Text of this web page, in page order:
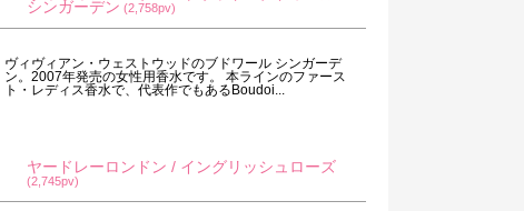
シンガーデン (2,758pv)
ヴィヴィアン・ウェストウッドのブドワール シンガーデ
ン。2007年発売の女性用香水です。 本ラインのファース
ト・レディス香水で、代表作でもあるBoudoi...
ヤードレーロンドン / イングリッシュローズ
(2,745pv)